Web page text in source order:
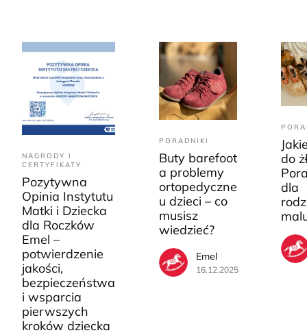
NAGRODY I
CERTYFIKATY
Pozytywna
Opinia Instytutu
Matki i Dziecka
dla Roczków
Emel –
potwierdzenie
jakości,
bezpieczeństwa
i wsparcia
pierwszych
kroków dziecka
PORADNIKI
Buty barefoot
a problemy
ortopedyczne
u dzieci – co
musisz
wiedzieć?
Emel
16.12.2025
do
dla